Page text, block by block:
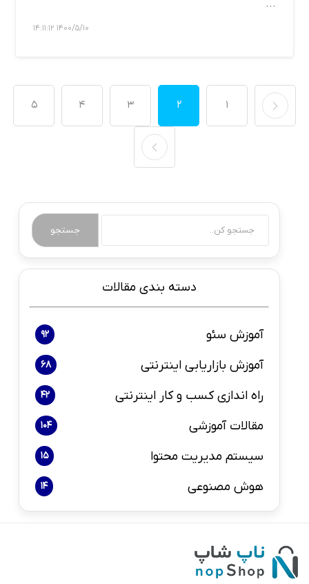
...
1400/5/10 14:11:12
1
2
3
4
5
جستجو
دسته بندی مقالات
آموزش سئو 92
آموزش بازاریابی اینترنتی 68
راه اندازی کسب و کار اینترنتی 42
مقالات آموزشی 104
سیستم مدیریت محتوا 15
هوش مصنوعی 14